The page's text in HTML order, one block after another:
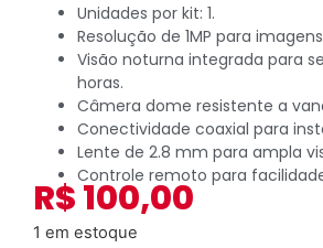
Unidades por kit: 1.
Resolução de 1MP para
Visão noturna integrada para
horas.
Câmera dome resistente a
Conectividade coaxial para
Lente de 2.8 mm para ampla
Controle remoto para
R$100,00
1 em estoque